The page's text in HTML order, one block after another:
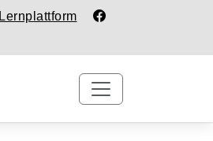
Lernplattform